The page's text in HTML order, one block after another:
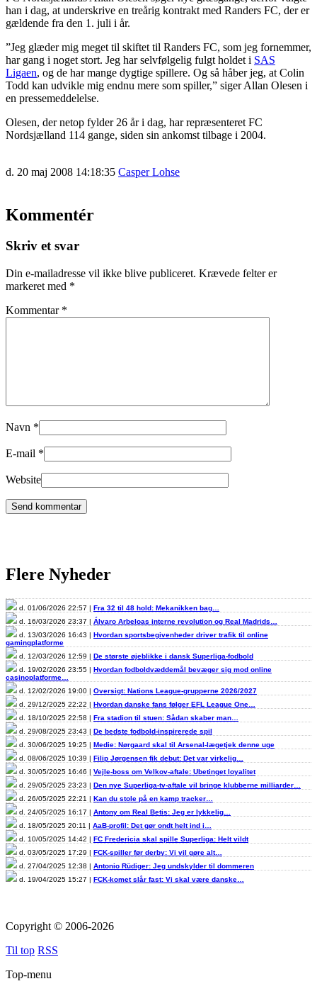
han i dag, at underskrive en treårig kontrakt med Randers FC, der er
gældende fra den 1. juli i år.
”Jeg glæder mig meget til skiftet til Randers FC, som jeg fornemmer,
har gang i noget stort. Jeg har selvfølgelig fulgt holdet i SAS
Ligaen, og de har mange dygtige spillere. Og så håber jeg, at Colin
Todd kan udvikle mig endnu mere som spiller,” siger Allan Olesen i
en pressemeddelelse.
Olesen, der netop fylder 26 år i dag, har repræsenteret FC
Nordsjælland 114 gange, siden sin ankomst tilbage i 2004.
d. 20 maj 2008 14:18:35 Casper Lohse
Kommentér
Skriv et svar
Din e-mailadresse vil ikke blive publiceret. Krævede felter er
markeret med *
Kommentar *
Navn *
E-mail *
Website
Flere Nyheder
d. 01/06/2026 22:57 | Fra 32 til 48 hold: Mekanikken bag…
d. 16/03/2026 23:37 | Álvaro Arbeloas interne revolution og Real Madrids…
d. 13/03/2026 16:43 | Hvordan sportsbegivenheder driver trafik til online
gamingplatforme
d. 12/03/2026 12:59 | De største øjeblikke i dansk Superliga-fodbold
d. 19/02/2026 23:55 | Hvordan fodboldvæddemål bevæger sig mod online
casinoplatforme…
d. 12/02/2026 19:00 | Oversigt: Nations League-grupperne 2026/2027
d. 29/12/2025 22:22 | Hvordan danske fans følger EFL League One…
d. 18/10/2025 22:58 | Fra stadion til stuen: Sådan skaber man…
d. 29/08/2025 23:43 | De bedste fodbold-inspirerede spil
d. 30/06/2025 19:25 | Medie: Nørgaard skal til Arsenal-lægetjek denne uge
d. 08/06/2025 10:39 | Filip Jørgensen fik debut: Det var virkelig…
d. 30/05/2025 16:46 | Vejle-boss om Velkov-aftale: Ubetinget loyalitet
d. 29/05/2025 23:23 | Den nye Superliga-tv-aftale vil bringe klubberne milliarder…
d. 26/05/2025 22:21 | Kan du stole på en kamp tracker…
d. 24/05/2025 16:17 | Antony om Real Betis: Jeg er lykkelig…
d. 18/05/2025 20:11 | AaB-profil: Det gør ondt helt ind i…
d. 10/05/2025 14:42 | FC Fredericia skal spille Superliga: Helt vildt
d. 03/05/2025 17:29 | FCK-spiller før derby: Vi vil gøre alt…
d. 27/04/2025 12:38 | Antonio Rüdiger: Jeg undskylder til dommeren
d. 19/04/2025 15:27 | FCK-komet slår fast: Vi skal være danske…
Copyright © 2006-2026
Til top RSS
Top-menu